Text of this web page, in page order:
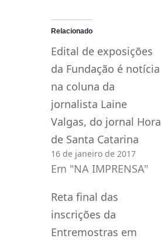
Relacionado
Edital de exposições
da Fundação é notícia
na coluna da
jornalista Laine
Valgas, do jornal Hora
de Santa Catarina
16 de janeiro de 2017
Em "NA IMPRENSA"
Reta final das
inscrições da
Entremostras em